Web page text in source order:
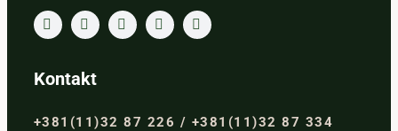
Kontakt
+381(11)32 87 226 / +381(11)32 87 334